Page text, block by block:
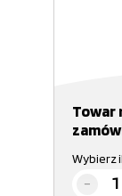
Towar
Wybierz